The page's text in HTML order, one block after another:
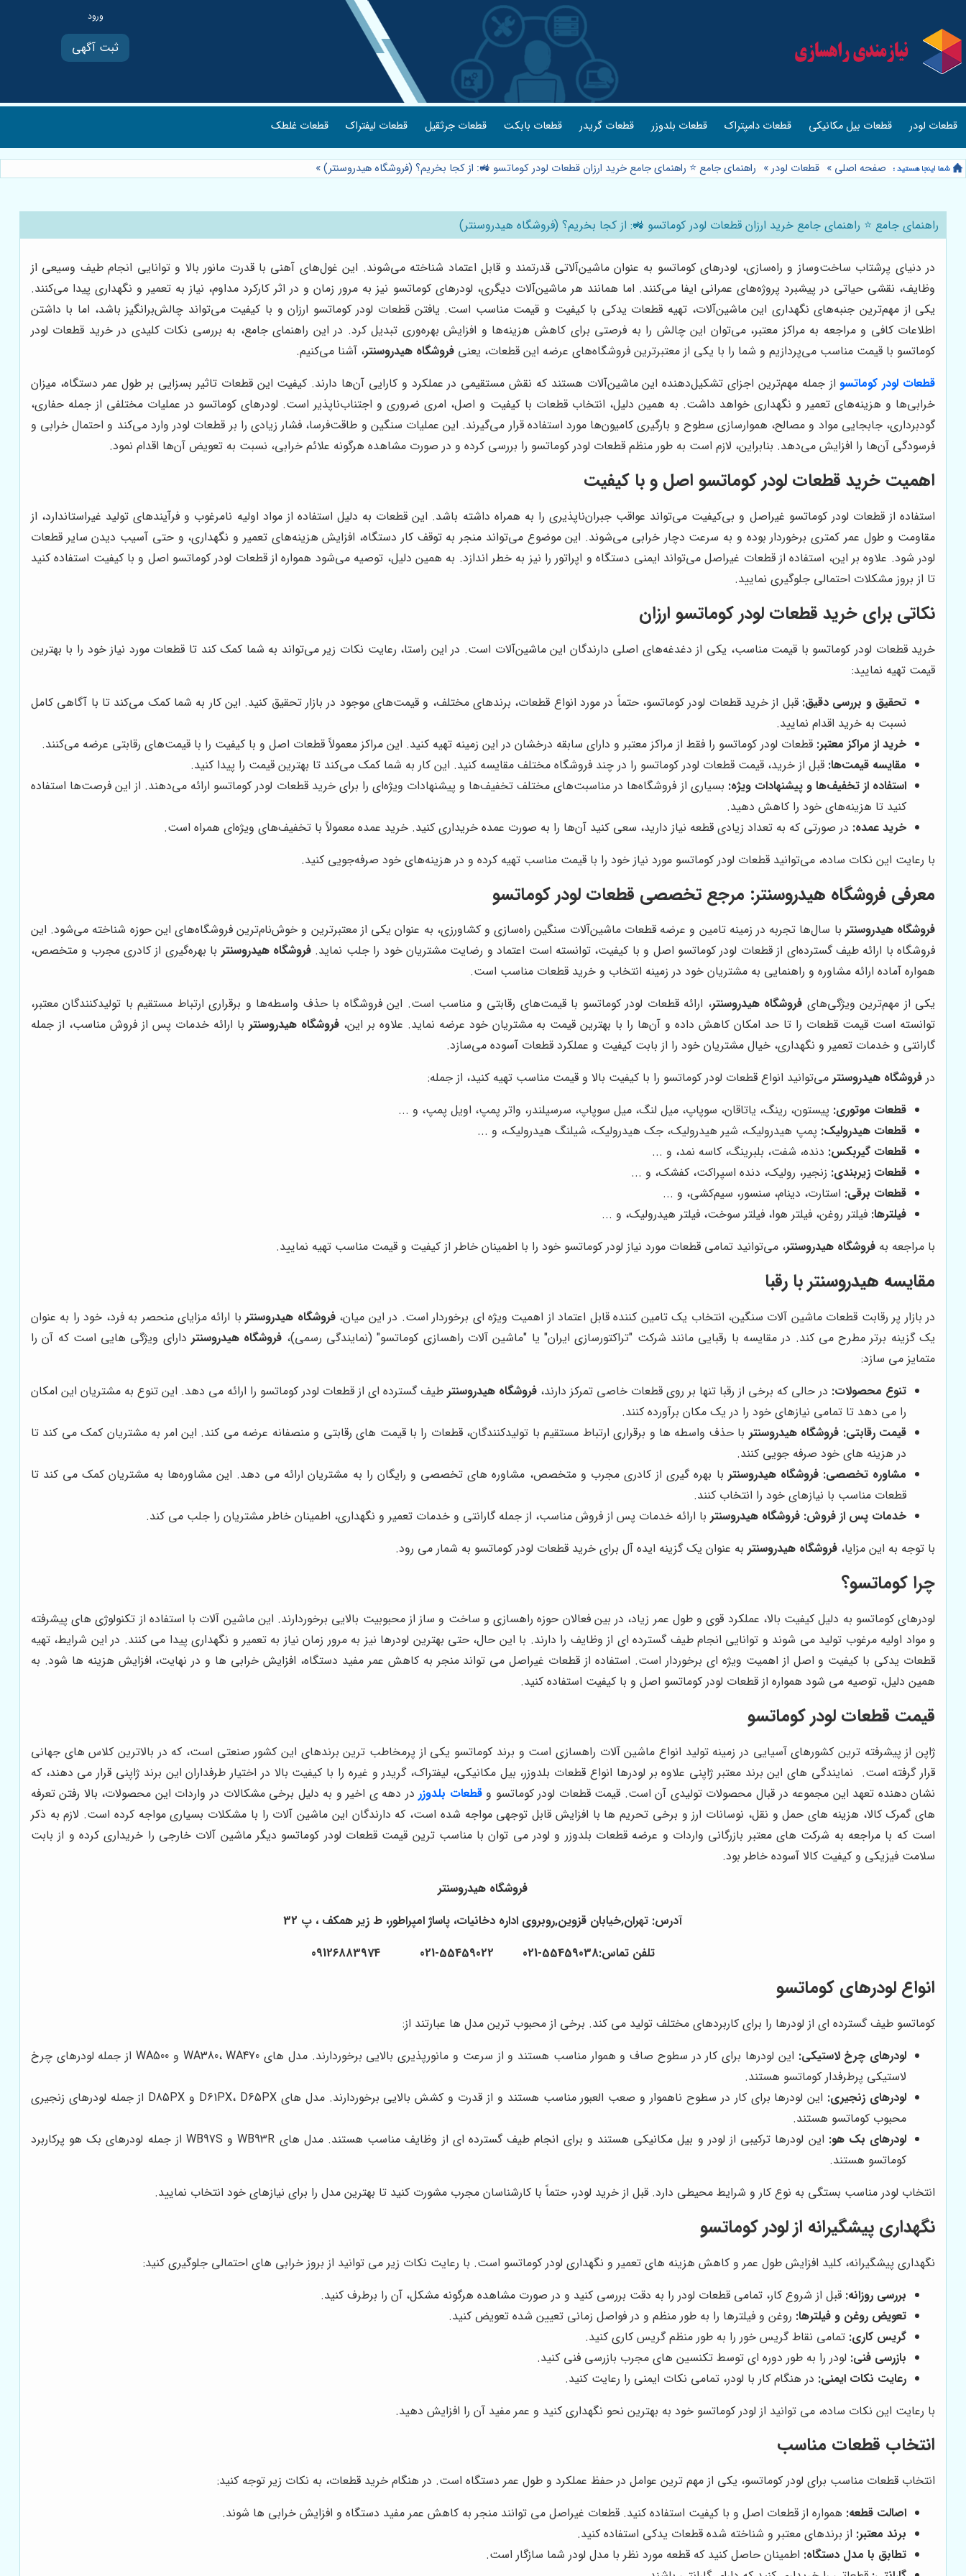
ثبت آگهی
قطعات لودر قطعات بیل مکانیکی قطعات دامپتراک قطعات بلدوزر قطعات گریدر قطعات بابکت قطعات جرثقیل قطعات لیفتراک قطعات غلطک
صفحه اصلی » قطعات لودر» راهنمای جامع ⭐️ راهنمای جامع خرید ارزان قطعات لودر کوماتسو 🚜: از کجا بخریم؟ (فروشگاه هیدروسنتر)»
راهنمای جامع ⭐️ راهنمای جامع خرید ارزان قطعات لودر کوماتسو 🚜: از کجا بخریم؟ (فروشگاه هیدروسنتر)
در دنیای پرشتاب ساخت‌وساز و راه‌سازی، لودرهای کوماتسو به عنوان ماشین‌آلاتی قدرتمند و قابل اعتماد شناخته می‌شوند. این غول‌های آهنی با قدرت مانور بالا و توانایی انجام طیف وسیعی از
وظایف، نقشی حیاتی در پیشبرد پروژه‌های عمرانی ایفا می‌کنند. اما همانند هر ماشین‌آلات دیگری، لودرهای کوماتسو نیز به مرور زمان و در اثر کارکرد مداوم، نیاز به تعمیر و نگهداری پیدا می‌کنند.
یکی از مهم‌ترین جنبه‌های نگهداری این ماشین‌آلات، تهیه قطعات یدکی با کیفیت و قیمت مناسب است. یافتن قطعات لودر کوماتسو ارزان و با کیفیت می‌تواند چالش‌برانگیز باشد، اما با داشتن
اطلاعات کافی و مراجعه به مراکز معتبر، می‌توان این چالش را به فرصتی برای کاهش هزینه‌ها و افزایش بهره‌وری تبدیل کرد. در این راهنمای جامع، به بررسی نکات کلیدی در خرید قطعات لودر
کوماتسو با قیمت مناسب می‌پردازیم و شما را با یکی از معتبرترین فروشگاه‌های عرضه این قطعات، یعنی فروشگاه هیدروسنتر، آشنا می‌کنیم.
قطعات لودر کوماتسواز جمله مهم‌ترین اجزای تشکیل‌دهنده این ماشین‌آلات هستند که نقش مستقیمی در عملکرد و کارایی آن‌ها دارند. کیفیت این قطعات تاثیر بسزایی بر طول عمر دستگاه، میزان
خرابی‌ها و هزینه‌های تعمیر و نگهداری خواهد داشت. به همین دلیل، انتخاب قطعات با کیفیت و اصل، امری ضروری و اجتناب‌ناپذیر است. لودرهای کوماتسو در عملیات مختلفی از جمله حفاری،
گودبرداری، جابجایی مواد و مصالح، هموارسازی سطوح و بارگیری کامیون‌ها مورد استفاده قرار می‌گیرند. این عملیات سنگین و طاقت‌فرسا، فشار زیادی را بر قطعات لودر وارد می‌کند و احتمال خرابی و
فرسودگی آن‌ها را افزایش می‌دهد. بنابراین، لازم است به طور منظم قطعات لودر کوماتسو را بررسی کرده و در صورت مشاهده هرگونه علائم خرابی، نسبت به تعویض آن‌ها اقدام نمود.
اهمیت خرید قطعات لودر کوماتسو اصل و با کیفیت
استفاده از قطعات لودر کوماتسو غیراصل و بی‌کیفیت می‌تواند عواقب جبران‌ناپذیری را به همراه داشته باشد. این قطعات به دلیل استفاده از مواد اولیه نامرغوب و فرآیندهای تولید غیراستاندارد، از
مقاومت و طول عمر کمتری برخوردار بوده و به سرعت دچار خرابی می‌شوند. این موضوع می‌تواند منجر به توقف کار دستگاه، افزایش هزینه‌های تعمیر و نگهداری، و حتی آسیب دیدن سایر قطعات
لودر شود. علاوه بر این، استفاده از قطعات غیراصل می‌تواند ایمنی دستگاه و اپراتور را نیز به خطر اندازد. به همین دلیل، توصیه می‌شود همواره از قطعات لودر کوماتسو اصل و با کیفیت استفاده کنید
تا از بروز مشکلات احتمالی جلوگیری نمایید.
نکاتی برای خرید قطعات لودر کوماتسو ارزان
خرید قطعات لودر کوماتسو با قیمت مناسب، یکی از دغدغه‌های اصلی دارندگان این ماشین‌آلات است. در این راستا، رعایت نکات زیر می‌تواند به شما کمک کند تا قطعات مورد نیاز خود را با بهترین
قیمت تهیه نمایید:
تحقیق و بررسی دقیق: قبل از خرید قطعات لودر کوماتسو، حتماً در مورد انواع قطعات، برندهای مختلف، و قیمت‌های موجود در بازار تحقیق کنید. این کار به شما کمک می‌کند تا با آگاهی کامل
نسبت به خرید اقدام نمایید.
خرید از مراکز معتبر: قطعات لودر کوماتسو را فقط از مراکز معتبر و دارای سابقه درخشان در این زمینه تهیه کنید. این مراکز معمولاً قطعات اصل و با کیفیت را با قیمت‌های رقابتی عرضه می‌کنند.
مقایسه قیمت‌ها: قبل از خرید، قیمت قطعات لودر کوماتسو را در چند فروشگاه مختلف مقایسه کنید. این کار به شما کمک می‌کند تا بهترین قیمت را پیدا کنید.
استفاده از تخفیف‌ها و پیشنهادات ویژه: بسیاری از فروشگاه‌ها در مناسبت‌های مختلف تخفیف‌ها و پیشنهادات ویژه‌ای را برای خرید قطعات لودر کوماتسو ارائه می‌دهند. از این فرصت‌ها استفاده
کنید تا هزینه‌های خود را کاهش دهید.
خرید عمده: در صورتی که به تعداد زیادی قطعه نیاز دارید، سعی کنید آن‌ها را به صورت عمده خریداری کنید. خرید عمده معمولاً با تخفیف‌های ویژه‌ای همراه است.
با رعایت این نکات ساده، می‌توانید قطعات لودر کوماتسو مورد نیاز خود را با قیمت مناسب تهیه کرده و در هزینه‌های خود صرفه‌جویی کنید.
معرفی فروشگاه هیدروسنتر: مرجع تخصصی قطعات لودر کوماتسو
فروشگاه هیدروسنتر با سال‌ها تجربه در زمینه تامین و عرضه قطعات ماشین‌آلات سنگین راه‌سازی و کشاورزی، به عنوان یکی از معتبرترین و خوش‌نام‌ترین فروشگاه‌های این حوزه شناخته می‌شود. این
فروشگاه با ارائه طیف گسترده‌ای از قطعات لودر کوماتسو اصل و با کیفیت، توانسته است اعتماد و رضایت مشتریان خود را جلب نماید. فروشگاه هیدروسنتر با بهره‌گیری از کادری مجرب و متخصص،
همواره آماده ارائه مشاوره و راهنمایی به مشتریان خود در زمینه انتخاب و خرید قطعات مناسب است.
یکی از مهم‌ترین ویژگی‌های فروشگاه هیدروسنتر، ارائه قطعات لودر کوماتسو با قیمت‌های رقابتی و مناسب است. این فروشگاه با حذف واسطه‌ها و برقراری ارتباط مستقیم با تولیدکنندگان معتبر،
توانسته است قیمت قطعات را تا حد امکان کاهش داده و آن‌ها را با بهترین قیمت به مشتریان خود عرضه نماید. علاوه بر این،فروشگاه هیدروسنتر با ارائه خدمات پس از فروش مناسب، از جمله
گارانتی و خدمات تعمیر و نگهداری، خیال مشتریان خود را از بابت کیفیت و عملکرد قطعات آسوده می‌سازد.
در فروشگاه هیدروسنترمی‌توانید انواع قطعات لودر کوماتسو را با کیفیت بالا و قیمت مناسب تهیه کنید، از جمله:
قطعات موتوری: پیستون، رینگ، یاتاقان، سوپاپ، میل لنگ، میل سوپاپ، سرسیلندر، واتر پمپ، اویل پمپ، و ...
قطعات هیدرولیک: پمپ هیدرولیک، شیر هیدرولیک، جک هیدرولیک، شیلنگ هیدرولیک، و ...
قطعات گیربکس: دنده، شفت، بلبرینگ، کاسه نمد، و ...
قطعات زیربندی: زنجیر، رولیک، دنده اسپراکت، کفشک، و ...
قطعات برقی: استارت، دینام، سنسور، سیم‌کشی، و ...
فیلترها: فیلتر روغن، فیلتر هوا، فیلتر سوخت، فیلتر هیدرولیک، و ...
با مراجعه به فروشگاه هیدروسنتر، می‌توانید تمامی قطعات مورد نیاز لودر کوماتسو خود را با اطمینان خاطر از کیفیت و قیمت مناسب تهیه نمایید.
مقایسه هیدروسنتر با رقبا
در بازار پر رقابت قطعات ماشین آلات سنگین، انتخاب یک تامین کننده قابل اعتماد از اهمیت ویژه ای برخوردار است. در این میان،فروشگاه هیدروسنتربا ارائه مزایای منحصر به فرد، خود را به عنوان
یک گزینه برتر مطرح می کند. در مقایسه با رقبایی مانند شرکت "تراکتورسازی ایران" یا "ماشین آلات راهسازی کوماتسو" (نمایندگی رسمی)، فروشگاه هیدروسنتردارای ویژگی هایی است که آن را
متمایز می سازد:
تنوع محصولات: در حالی که برخی از رقبا تنها بر روی قطعات خاصی تمرکز دارند، فروشگاه هیدروسنتر طیف گسترده ای از قطعات لودر کوماتسو را ارائه می دهد. این تنوع به مشتریان این امکان
را می دهد تا تمامی نیازهای خود را در یک مکان برآورده کنند.
قیمت رقابتی: فروشگاه هیدروسنتر با حذف واسطه ها و برقراری ارتباط مستقیم با تولیدکنندگان، قطعات را با قیمت های رقابتی و منصفانه عرضه می کند. این امر به مشتریان کمک می کند تا
در هزینه های خود صرفه جویی کنند.
مشاوره تخصصی: فروشگاه هیدروسنتر با بهره گیری از کادری مجرب و متخصص، مشاوره های تخصصی و رایگان را به مشتریان ارائه می دهد. این مشاوره‌ها به مشتریان کمک می کند تا
قطعات مناسب با نیازهای خود را انتخاب کنند.
خدمات پس از فروش: فروشگاه هیدروسنتربا ارائه خدمات پس از فروش مناسب، از جمله گارانتی و خدمات تعمیر و نگهداری، اطمینان خاطر مشتریان را جلب می کند.
با توجه به این مزایا، فروشگاه هیدروسنتربه عنوان یک گزینه ایده آل برای خرید قطعات لودر کوماتسو به شمار می رود.
چرا کوماتسو؟
لودرهای کوماتسو به دلیل کیفیت بالا، عملکرد قوی و طول عمر زیاد، در بین فعالان حوزه راهسازی و ساخت و ساز از محبوبیت بالایی برخوردارند. این ماشین آلات با استفاده از تکنولوژی های پیشرفته
و مواد اولیه مرغوب تولید می شوند و توانایی انجام طیف گسترده ای از وظایف را دارند. با این حال، حتی بهترین لودرها نیز به مرور زمان نیاز به تعمیر و نگهداری پیدا می کنند. در این شرایط، تهیه
قطعات یدکی با کیفیت و اصل از اهمیت ویژه ای برخوردار است. استفاده از قطعات غیراصل می تواند منجر به کاهش عمر مفید دستگاه، افزایش خرابی ها و در نهایت، افزایش هزینه ها شود. به
همین دلیل، توصیه می شود همواره از قطعات لودر کوماتسو اصل و با کیفیت استفاده کنید.
قیمت قطعات لودر کوماتسو
ژاپن از پیشرفته ترین کشورهای آسیایی در زمینه تولید انواع ماشین آلات راهسازی است و برند کوماتسو یکی از پرمخاطب ترین برندهای این کشور صنعتی است، که در بالاترین کلاس های جهانی
قرار گرفته است. نمایندگی های این برند معتبر ژاپنی علاوه بر لودرها انواع قطعات بلدوزر، بیل مکانیکی، لیفتراک، گریدر و غیره را با کیفیت بالا در اختیار طرفداران این برند ژاپنی قرار می دهند، که
نشان دهنده تعهد این مجموعه در قبال محصولات تولیدی آن است. قیمت قطعات لودر کوماتسو وقطعات بلدوزر در دهه ی اخیر و به دلیل برخی مشکالات در واردات این محصولات، بالا رفتن تعرفه
های گمرک کالا، هزینه های حمل و نقل، نوسانات ارز و برخی تحریم ها با افزایش قابل توجهی مواجه شده است، که دارندگان این ماشین آلات را با مشکلات بسیاری مواجه کرده است. لازم به ذکر
است که با مراجعه به شرکت های معتبر بازرگانی واردات و عرضه قطعات بلدوزر و لودر می توان با مناسب ترین قیمت قطعات لودر کوماتسو دیگر ماشین آلات خارجی را خریداری کرده و از بابت
سلامت فیزیکی و کیفیت کالا آسوده خاطر بود.
فروشگاه هیدروسنتر
آدرس: تهران,خیابان قزوین,روبروی اداره دخانیات، پاساژ امپراطور، ط زیر همکف ، پ 32
تلفن تماس:55459038-021 55459022-021 09126883974
انواع لودرهای کوماتسو
کوماتسو طیف گسترده ای از لودرها را برای کاربردهای مختلف تولید می کند. برخی از محبوب ترین مدل ها عبارتند از:
لودرهای چرخ لاستیکی:
این لودرها برای کار در سطوح صاف و هموار مناسب هستند و از سرعت و مانورپذیری بالایی برخوردارند. مدل های WA380، WA470 و WA500 از جمله لودرهای چرخ
لاستیکی پرطرفدار کوماتسو هستند.
لودرهای زنجیری:
این لودرها برای کار در سطوح ناهموار و صعب العبور مناسب هستند و از قدرت و کشش بالایی برخوردارند. مدل های D61PX، D65PX و D85PX از جمله لودرهای زنجیری
محبوب کوماتسو هستند.
لودرهای بک هو:
این لودرها ترکیبی از لودر و بیل مکانیکی هستند و برای انجام طیف گسترده ای از وظایف مناسب هستند. مدل های WB93R و WB97S از جمله لودرهای بک هو پرکاربرد
کوماتسو هستند.
انتخاب لودر مناسب بستگی به نوع کار و شرایط محیطی دارد. قبل از خرید لودر، حتماً با کارشناسان مجرب مشورت کنید تا بهترین مدل را برای نیازهای خود انتخاب نمایید.
نگهداری پیشگیرانه از لودر کوماتسو
نگهداری پیشگیرانه، کلید افزایش طول عمر و کاهش هزینه های تعمیر و نگهداری لودر کوماتسو است. با رعایت نکات زیر می توانید از بروز خرابی های احتمالی جلوگیری کنید:
بررسی روزانه: قبل از شروع کار، تمامی قطعات لودر را به دقت بررسی کنید و در صورت مشاهده هرگونه مشکل، آن را برطرف کنید.
تعویض روغن و فیلترها: روغن و فیلترها را به طور منظم و در فواصل زمانی تعیین شده تعویض کنید.
گریس کاری: تمامی نقاط گریس خور را به طور منظم گریس کاری کنید.
بازرسی فنی: لودر را به طور دوره ای توسط تکنسین های مجرب بازرسی فنی کنید.
رعایت نکات ایمنی: در هنگام کار با لودر، تمامی نکات ایمنی را رعایت کنید.
با رعایت این نکات ساده، می توانید از لودر کوماتسو خود به بهترین نحو نگهداری کنید و عمر مفید آن را افزایش دهید.
انتخاب قطعات مناسب
انتخاب قطعات مناسب برای لودر کوماتسو، یکی از مهم ترین عوامل در حفظ عملکرد و طول عمر دستگاه است. در هنگام خرید قطعات، به نکات زیر توجه کنید:
اصالت قطعه: همواره از قطعات اصل و با کیفیت استفاده کنید. قطعات غیراصل می توانند منجر به کاهش عمر مفید دستگاه و افزایش خرابی ها شوند.
برند معتبر: از برندهای معتبر و شناخته شده قطعات یدکی استفاده کنید.
تطابق با مدل دستگاه: اطمینان حاصل کنید که قطعه مورد نظر با مدل لودر شما سازگار است.